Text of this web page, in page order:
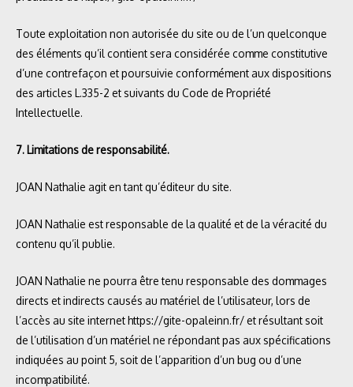
Toute exploitation non autorisée du site ou de l’un quelconque
des éléments qu’il contient sera considérée comme constitutive
d’une contrefaçon et poursuivie conformément aux dispositions
des articles L.335-2 et suivants du Code de Propriété
Intellectuelle.
7. Limitations de responsabilité.
JOAN Nathalie agit en tant qu’éditeur du site.
JOAN Nathalie est responsable de la qualité et de la véracité du
contenu qu’il publie.
JOAN Nathalie ne pourra être tenu responsable des dommages
directs et indirects causés au matériel de l’utilisateur, lors de
l’accès au site internethttps://gite-opaleinn.fr/et résultant soit
de l’utilisation d’un matériel ne répondant pas aux spécifications
indiquées au point 5, soit de l’apparition d’un bug ou d’une
incompatibilité.